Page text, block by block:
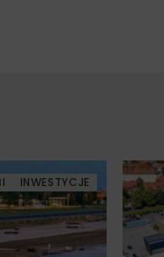
INWESTYCJE